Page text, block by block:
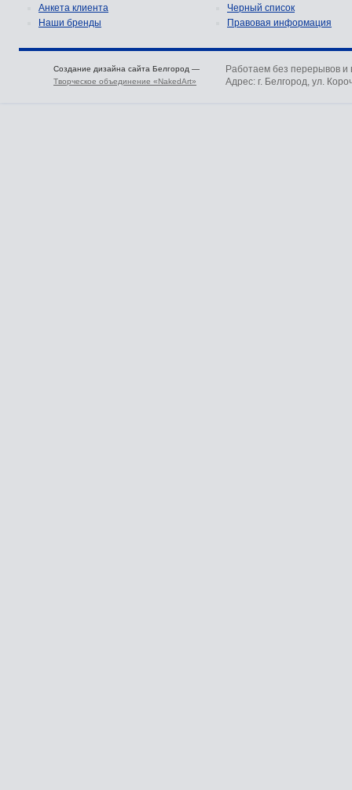
Анкета клиента
Наши бренды
Черный список
Правовая информация
Создание дизайна сайта Белгород —
Творческое объединение «NakedArt»
Работаем без перерывов и
Адрес: г. Белгород, ул.